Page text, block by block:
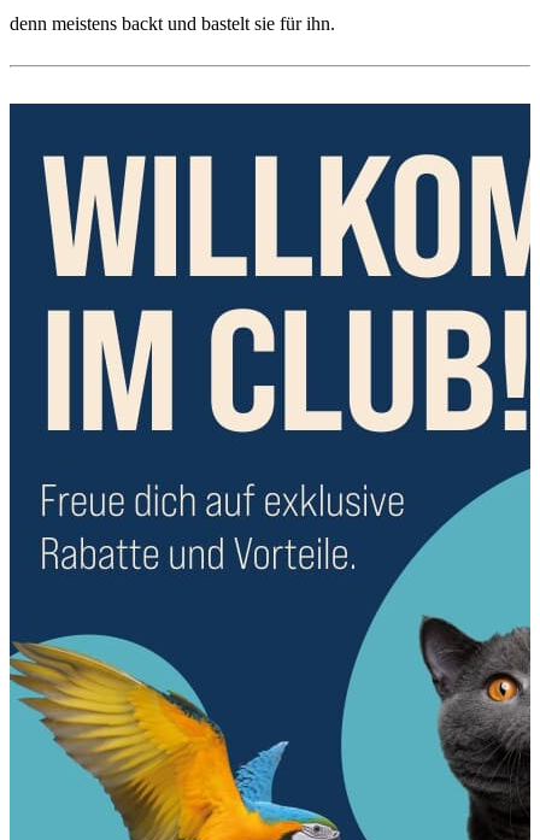
denn meistens backt und bastelt sie für ihn.